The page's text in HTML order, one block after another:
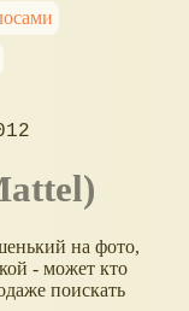
на фото,
- может кто
поискать